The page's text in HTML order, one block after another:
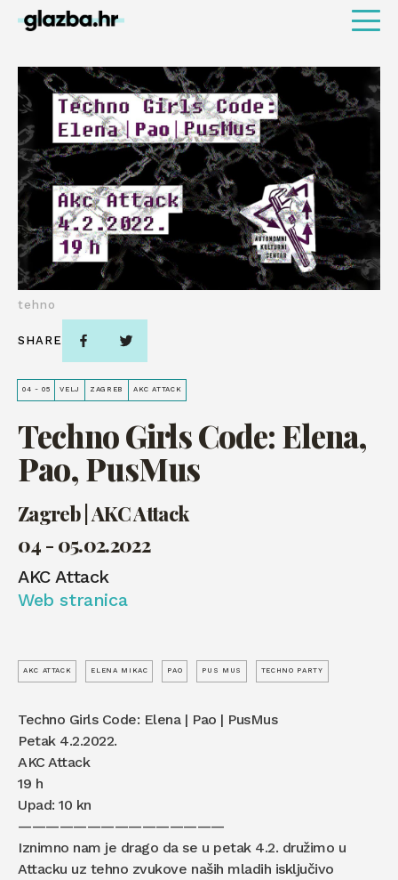
04 - 05 VELJ ZAGREB AKC ATTACK
Techno Girls Code: Elena,
Pao, PusMus
Zagreb | AKC Attack
04 - 05.02.2022
AKC Attack
Web stranica
tehno
SHARE
AKC ATTACK ELENA MIKAC PAO PUS MUS TECHNO PARTY
Techno Girls Code: Elena | Pao | PusMus
Petak 4.2.2022.
AKC Attack
19 h
Upad: 10 kn
———————————————
Iznimno nam je drago da se u petak 4.2. družimo u
Attacku uz tehno zvukove naših mladih isključivo